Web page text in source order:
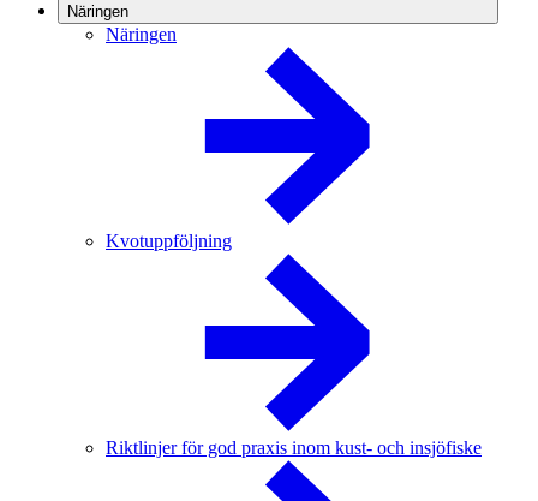
Näringen
Näringen
Kvotuppföljning
Riktlinjer för god praxis inom kust- och insjöfiske